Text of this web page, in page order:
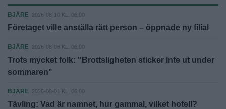
BJÄRE 2026-08-10 KL. 06:00
Företaget ville anställa rätt person – öppnade ny filial
BJÄRE 2026-08-06 KL. 06:00
Trots mycket folk: "Brottsligheten sticker inte ut under
sommaren"
BJÄRE 2026-08-01 KL. 06:00
Tävling: Vad är namnet, hur gammal, vilket hotell?